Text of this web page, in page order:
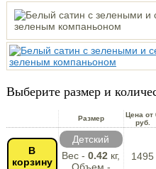
Выберите размер и
Размер
Цена от
руб.
В
корзину
Детский
Вес -0.42 кг,
1495